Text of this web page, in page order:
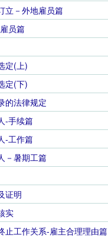
立－外地雇员篇
员篇
定(上)
定(下)
的法律规定
-手续篇
-工作篇
－暑期工篇
证明
实
止工作关系-雇主合理理由篇